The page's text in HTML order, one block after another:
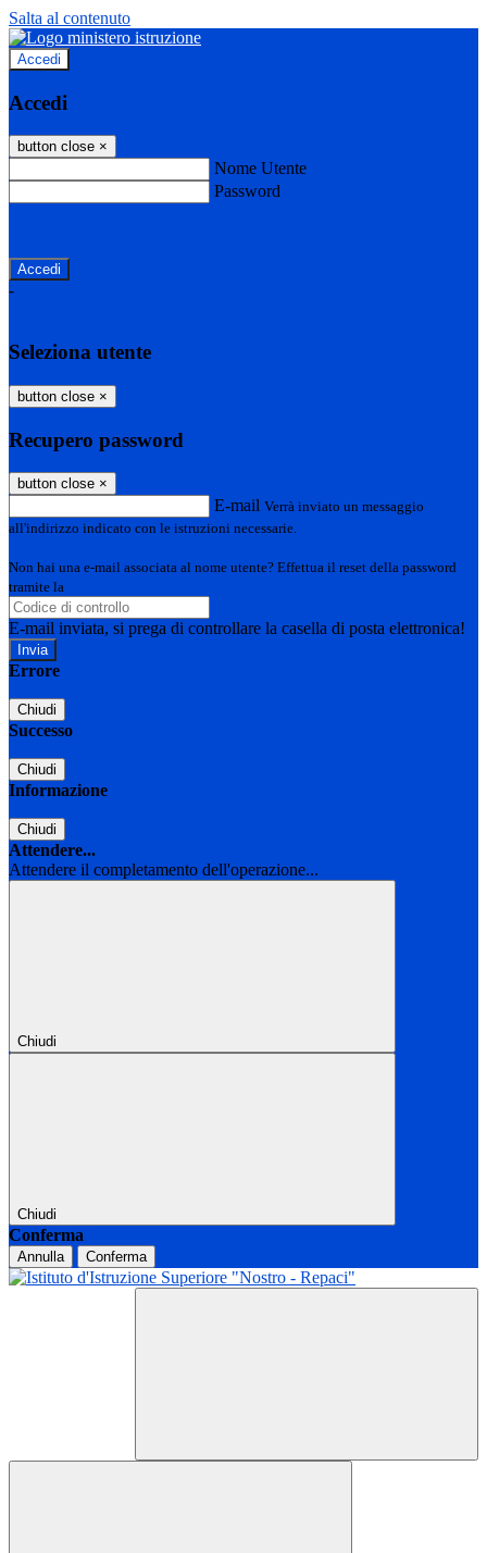
Salta al contenuto
Accedi
Accedi
button close ×
Nome Utente
Password
-
Seleziona utente
button close ×
Recupero password
button close ×
E-mail Verrà inviato un messaggio
all'indirizzo indicato con le istruzioni necessarie.
Non hai una e-mail associata al nome utente? Effettua il reset della password
tramite la
E-mail inviata, si prega di controllare la casella di posta elettronica!
Errore
Chiudi
Successo
Chiudi
Informazione
Chiudi
Attendere...
Attendere il completamento dell'operazione...
Chiudi
Chiudi
Conferma
Annulla Conferma